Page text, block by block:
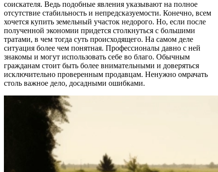
соискателя. Ведь подобные явления указывают на полное
отсутствие стабильность и непредсказуемости. Конечно, всем
хочется купить земельный участок недорого. Но, если после
полученной экономии придется столкнуться с большими
тратами, в чем тогда суть происходящего. На самом деле
ситуация более чем понятная. Профессионалы давно с ней
знакомы и могут использовать себе во благо. Обычным
гражданам стоит быть более внимательными и доверяться
исключительно проверенным продавцам. Ненужно омрачать
столь важное дело, досадными ошибками.